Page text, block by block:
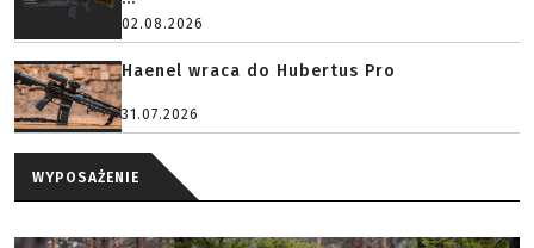
02.08.2026
Haenel wraca do Hubertus Pro
31.07.2026
WYPOSAŻENIE